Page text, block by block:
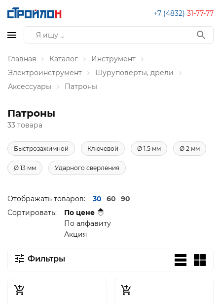
+7 (4832) 31-77-77
Главная Каталог
Инструмент
Электроинструмент
Шуруповёрты, дрели
Аксессуары
Патроны
Патроны
33 товара
Быстрозажимной Ключевой Ø 1.5 мм Ø 2 мм
Ø 13 мм Ударного сверления
Отображать товаров: 30 60
90
Сортировать:
По цене
По алфавиту
Акция
Фильтры